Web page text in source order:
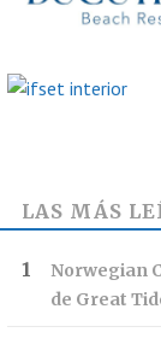
LAS MÁS
Norwegian
de Great